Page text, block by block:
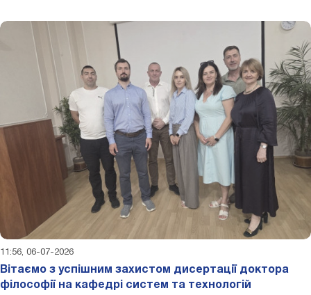
11:56, 06-07-2026
Вітаємо з успішним захистом дисертації доктора
філософії на кафедрі систем та технологій